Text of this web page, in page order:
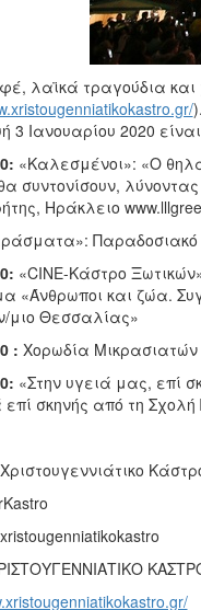
λαϊκά τραγούδια και
3 Ιανουαρίου 2020
«Καλεσμένοι»: «Ο
συντονίσουν,
Ηράκλειο
Παραδοσιακό
«CINE-Κάστρο
«Άνθρωποι και ζώα.
μιο Θεσσαλίας»
: Χορωδία Μικρασιατών
«Στην υγειά μας, επί
επί σκηνής από τη